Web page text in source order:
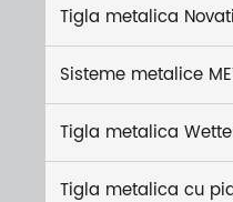
Tigla metalica
Sisteme metalice
Tigla metalica
Tigla metalica cu